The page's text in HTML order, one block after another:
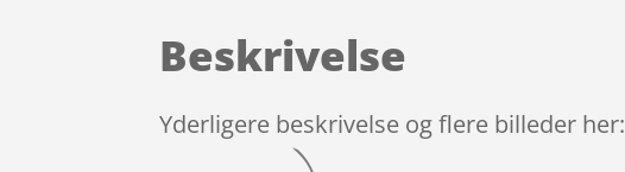
Beskrivelse
Yderligere beskrivelse og flere billeder her: